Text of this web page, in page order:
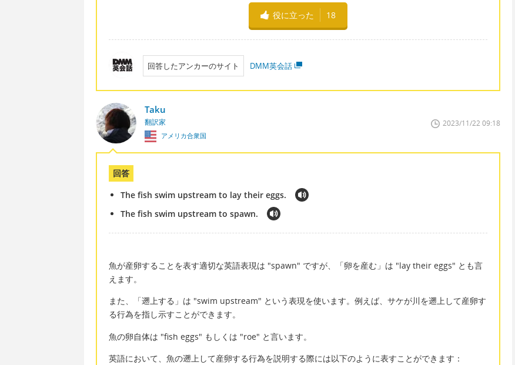
役に立った 18
回答したアンカーのサイト DMM英会話
Taku
翻訳家
アメリカ合衆国
2023/11/22 09:18
回答
The fish swim upstream to lay their eggs.
The fish swim upstream to spawn.
魚が産卵することを表す適切な英語表現は "spawn" ですが、「卵を産む」は "lay their eggs" とも言
えます。
また、「遡上する」は "swim upstream" という表現を使います。例えば、サケが川を遡上して産卵す
る行為を指し示すことができます。
魚の卵自体は "fish eggs" もしくは "roe" と言います。
英語において、魚の遡上して産卵する行為を説明する際には以下のように表すことができます：